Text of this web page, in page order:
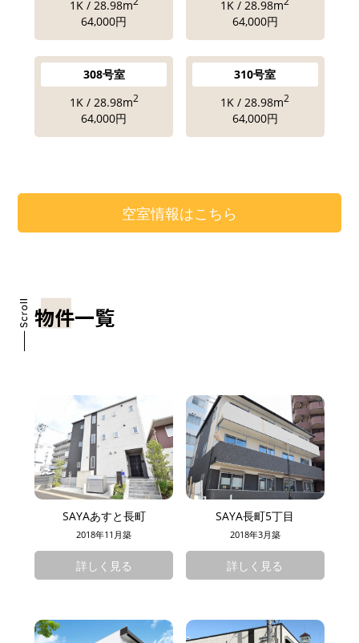
1K / 28.98m
64,000円
1K / 28.98m
64,000円
308号室
1K / 28.98m2
64,000円
310号室
1K / 28.98m2
64,000円
空室情報はこちら
物件一覧
SAYAあすと長町
2018年11月築
詳しく見る
SAYA長町5丁目
2018年3月築
詳しく見る